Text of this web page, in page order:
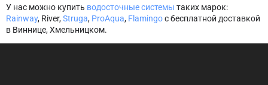
У нас можно купить водосточные системы таких марок:
Rainway, River,Struga, ProAqua, Flamingoс бесплатной доставкой
в Виннице, Хмельницком.